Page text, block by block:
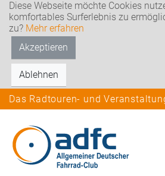
Diese Webseite möchte Cookies
komfortables Surferlebnis zu
zu? Mehr erfahren
Akzeptieren
Ablehnen
Das Radtouren- und